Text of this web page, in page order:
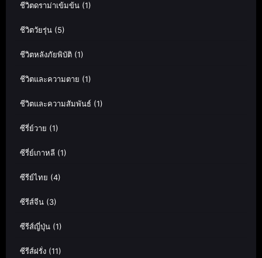
ชีวิตดราม่าเข้มข้น (1)
ชีวิตวัยรุ่น (5)
ชีวิตหลังภัยพิบัติ (1)
ชีวิตและความตาย (1)
ชีวิตและความสัมพันธ์ (1)
ซีรี่ย์วาย (1)
ซีรี่ย์เกาหลี (1)
ซีรีย์ไทย (4)
ซีรีส์จีน (3)
ซีรีส์ญี่ปุ่น (1)
ซีรีส์ฝรั่ง (11)